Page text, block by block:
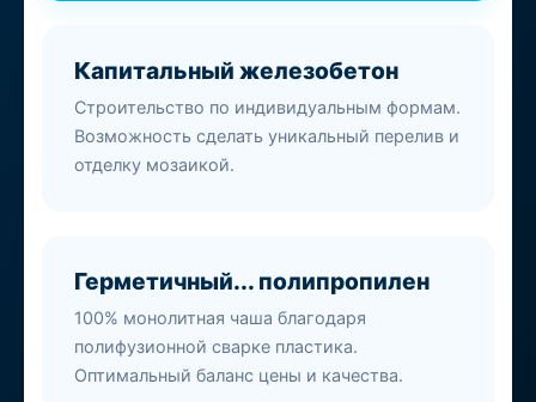
Капитальный железобетон
Строительство по индивидуальным формам.
Возможность сделать уникальный перелив и
отделку мозаикой.
Герметичный... полипропилен
100% монолитная чаша благодаря
полифузионной сварке пластика.
Оптимальный баланс цены и качества.